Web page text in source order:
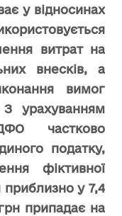
у відносинах
витрат на
внесків, а
вимог
З урахуванням
частково
податку,
фіктивної
приблизно у 7,4
припадає на